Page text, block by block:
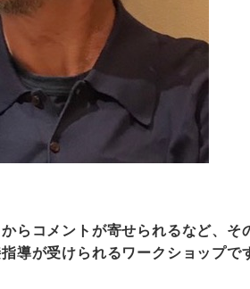
コメントが寄せられるなど、そ
導が受けられるワークショップで